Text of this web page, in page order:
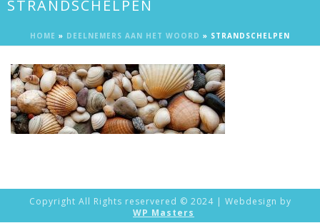
STRANDSCHELPEN
HOME » DEELNEMERS AAN HET WOORD » STRANDSCHELPEN
Copyright All Rights reservered © 2024 | Webdesign by
WP Masters